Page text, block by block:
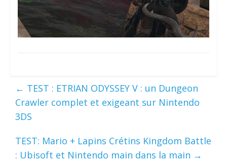
← TEST : ETRIAN ODYSSEY V : un Dungeon
Crawler complet et exigeant sur Nintendo
3DS
TEST: Mario + Lapins Crétins Kingdom Battle
: Ubisoft et Nintendo main dans la main →